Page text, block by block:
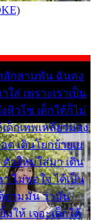
สักสามพัน ฉันคง
ส่ เพราะเราเป็น
หิวโซ เด็กใต้ก็ไม่
กเทพเหลียวมอง
ด เดินโยกย้ายเย
ตัวใหม่ใส่มา เดิน
ไม่พอใจ ได้เป็น
ถามมัน ว่ามัน
ให้ เจอะเด็กใต้